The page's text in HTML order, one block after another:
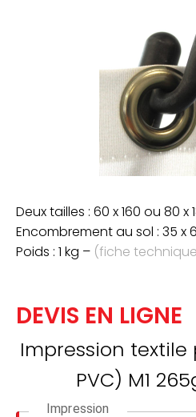
Deux tailles : 60 x 160 ou 80 x
Encombrement au sol : 35 x
Poids : 1 kg – (fiche
DEVIS EN LIGNE
Impression textile
PVC) M1
Impression